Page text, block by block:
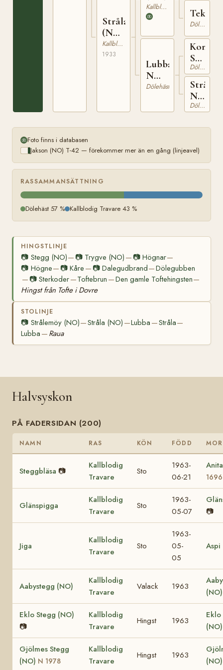
Stråla
(NO)
T-
762
Kallblodig Travare
1933
Kallblodig Travare
Lubba
N
7566
Dölehäst
Tekla
Dölehäst
Kong
N
790
Dölehäst
Stråla
N
4317
Dölehäst
Foto finns i databasen
Jakson (NO) T-42 — förekommer mer än en gång (linjeavel)
RASSAMMANSÄTTNING
Dölehäst 57 % Kallblodig Travare 43 %
HINGSTLINJE
📷 Stegg (NO)— 📷 Trygve (NO) — 📷 Högnar—
📷 Högne— 📷Kåre — 📷 Dalegudbrand—Dölegubben
— 📷Sterkoder—Toftebrun —Den gamle Toftehingsten—
Hingst från Tofte i Dovre
STOLINJE
📷 Strålemöy (NO)—Stråla (NO) —Lubba —Stråla—
Lubba — Raua
Halvsyskon
PÅ FADERSIDAN (200)
NAMN RAS KÖN FÖDD MOR
Steggbläsa 📷
Kallblodig
Travare
Sto
1963-
06-21
1696
Glänspigga
Kallblodig
Travare
Sto
1963-
05-07
📷
Jiga
Kallblodig
Travare
Sto
1963-
05-
05
Aspi
Aabystegg (NO)
Kallblodig
Travare
Valack 1963
(NO)
Eklo Stegg (NO)
📷
Kallblodig
Travare
Hingst 1963
Gjölmes Stegg
(NO) N 1978
Kallblodig
Travare
Hingst 1963
(NO)